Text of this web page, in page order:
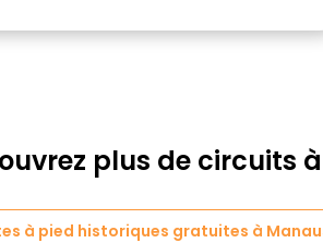
plus de circuits
à pied historiques gratuites à